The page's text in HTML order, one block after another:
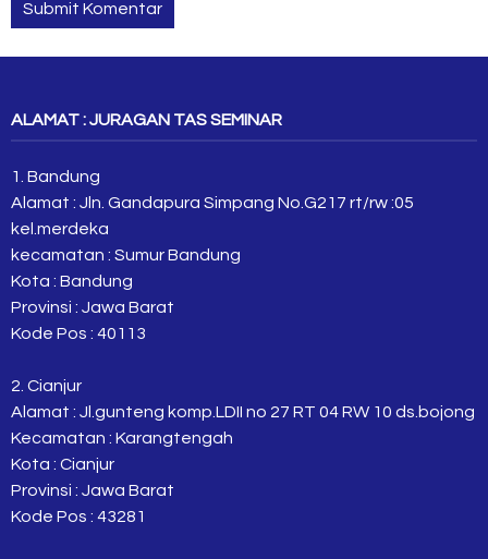
ALAMAT : JURAGAN TAS SEMINAR
1. Bandung
Alamat : Jln. Gandapura Simpang No.G217 rt/rw :05
kel.merdeka
kecamatan : Sumur Bandung
Kota : Bandung
Provinsi : Jawa Barat
Kode Pos : 40113
2. Cianjur
Alamat : Jl.gunteng komp.LDII no 27 RT 04 RW 10 ds.bojong
Kecamatan : Karangtengah
Kota : Cianjur
Provinsi : Jawa Barat
Kode Pos : 43281